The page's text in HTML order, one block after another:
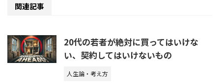
関連記事
20代の若者が絶対に買ってはいけな
い、契約してはいけないもの
人生論・考え方